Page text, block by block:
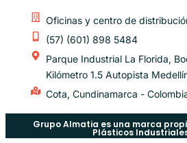
Oficinas y centro de
(57) (601) 898 5484
Parque Industrial La Florida,
Kilómetro 1.5 Autopista
Cota, Cundinamarca -
Grupo Almatia es una marca
Plásticos Industriales